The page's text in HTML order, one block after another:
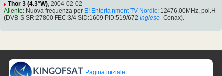
Thor 3 (4.3°W), 2004-02-02
Allente: Nuova frequenza per E! Entertainment TV Nordic: 12476.00MHz, pol.H
(DVB-S SR:27800 FEC:3/4 SID:1609 PID:519/672 Inglese- Conax).
Pagina iniziale